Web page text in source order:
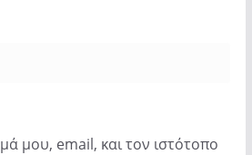
μου, email, και τον ιστότοπο